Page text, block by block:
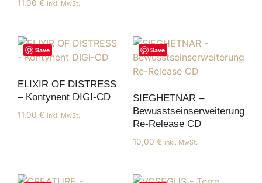
11,00 € inkl. MwSt.
Save
ELIXIR OF DISTRESS
– Kontynent DIGI-CD
11,00 € inkl. MwSt.
Save
SIEGHETNAR –
Bewusstseinserweiterung
Re-Release CD
10,00 € inkl. MwSt.